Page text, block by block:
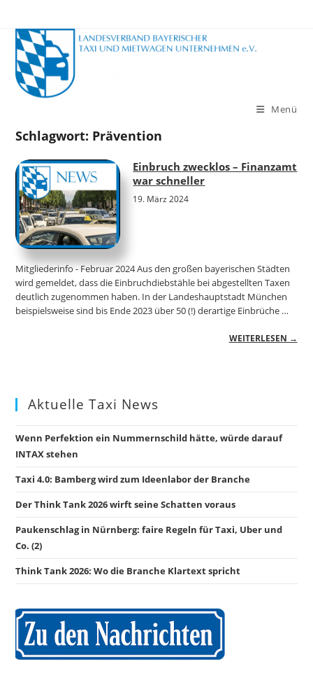
Inhalt
springen
Menü
Schlagwort: Prävention
Einbruch zwecklos – Finanzamt
war schneller
19. März 2024
Mitgliederinfo - Februar 2024 Aus den großen bayerischen Städten
wird gemeldet, dass die Einbruchdiebstähle bei abgestellten Taxen
deutlich zugenommen haben. In der Landeshauptstadt München
beispielsweise sind bis Ende 2023 über 50 (!) derartige Einbrüche …
WEITERLESEN →
Aktuelle Taxi News
Wenn Perfektion ein Nummernschild hätte, würde darauf
INTAX stehen
Taxi 4.0: Bamberg wird zum Ideenlabor der Branche
Der Think Tank 2026 wirft seine Schatten voraus
Paukenschlag in Nürnberg: faire Regeln für Taxi, Uber und
Co. (2)
Think Tank 2026: Wo die Branche Klartext spricht